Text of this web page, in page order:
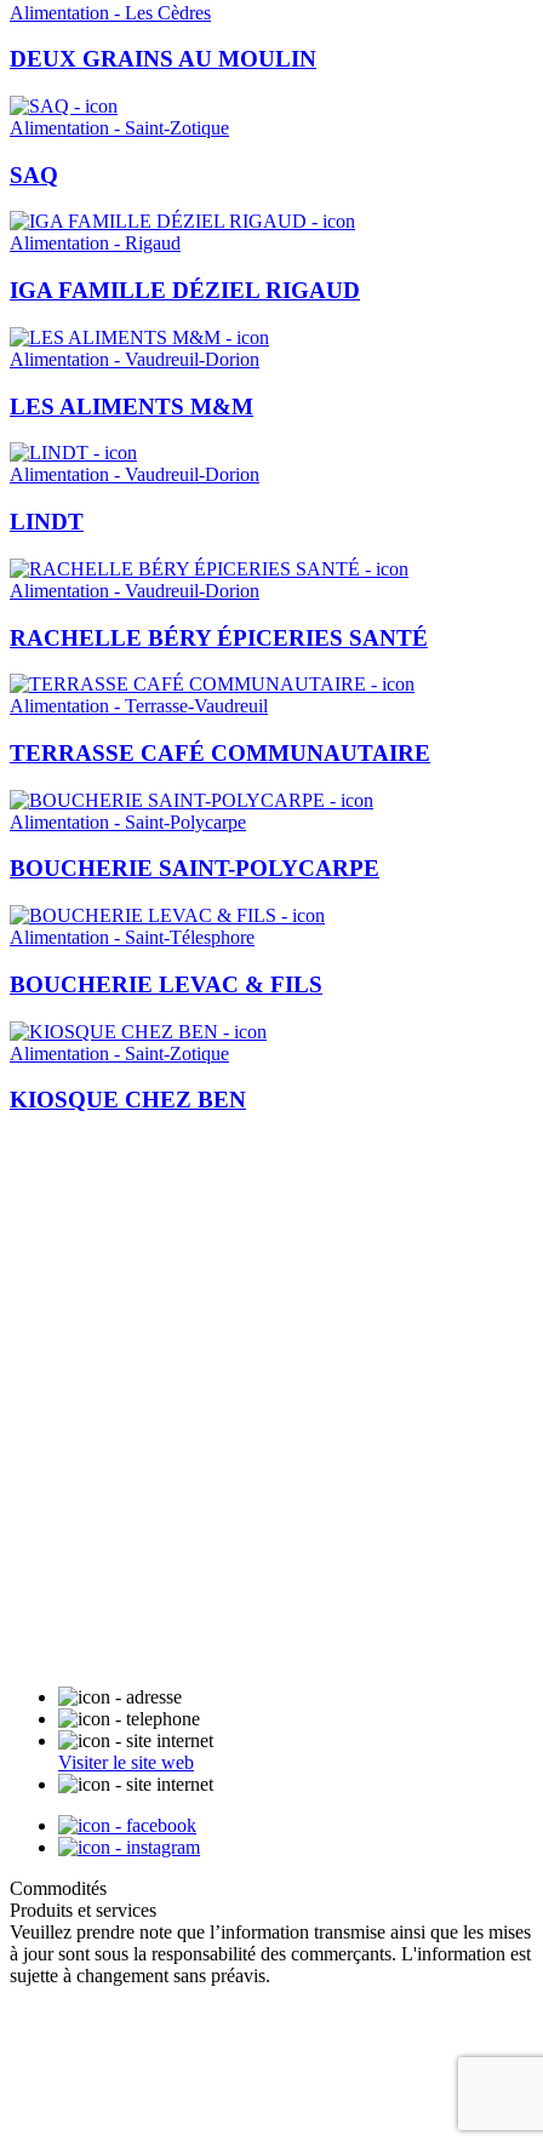
Alimentation - Les Cèdres
DEUX GRAINS AU MOULIN
Alimentation - Saint-Zotique
SAQ
Alimentation - Rigaud
IGA FAMILLE DÉZIEL RIGAUD
Alimentation - Vaudreuil-Dorion
LES ALIMENTS M&M
Alimentation - Vaudreuil-Dorion
LINDT
Alimentation - Vaudreuil-Dorion
RACHELLE BÉRY ÉPICERIES SANTÉ
Alimentation - Terrasse-Vaudreuil
TERRASSE CAFÉ COMMUNAUTAIRE
Alimentation - Saint-Polycarpe
BOUCHERIE SAINT-POLYCARPE
Alimentation - Saint-Télesphore
BOUCHERIE LEVAC & FILS
Alimentation - Saint-Zotique
KIOSQUE CHEZ BEN
Visiter le site web
Commodités
Produits et services
Veuillez prendre note que l’information transmise ainsi que les mises
à jour sont sous la responsabilité des commerçants. L'information est
sujette à changement sans préavis.